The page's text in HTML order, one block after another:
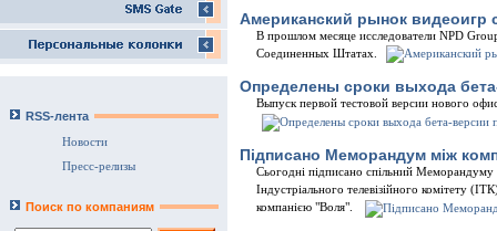
RSS-лента
Новости
Пресс-релизы
Поиск по компаниям
Американский рынок видеоигр
В прошлом месяце исследователи NPD
Соединенных Штатах.
Определены сроки выхода
Выпуск первой тестовой версии нового
Підписано Меморандум між
Сьогодні підписано спільний
Індустріального телевізійного комітету
компанією "Воля".